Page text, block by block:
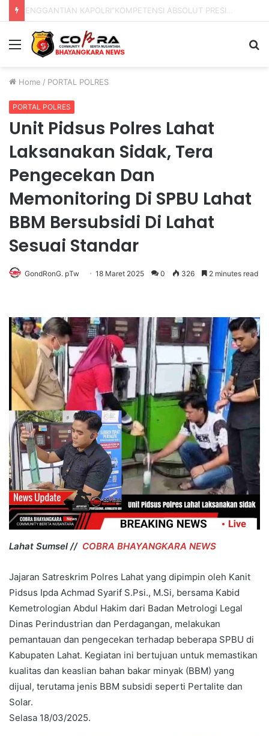
Menu
Home / PORTAL POLRES
PORTAL POLRES
Unit Pidsus Polres Lahat
Laksanakan Sidak, Tera
Pengecekan Dan
Memonitoring Di SPBU Lahat
BBM Bersubsidi Di Lahat
Sesuai Standar
GondRonG. pTw 18 Maret 2025 0 326 2 minutes read
Lahat Sumsel // COBRA BHAYANGKARA NEWS
Jajaran Satreskrim Polres Lahat yang dipimpin oleh Kanit
Pidsus Ipda Achmad Syarif S.Psi., M.Si, bersama Kabid
Kemetrologian Abdul Hakim dari Badan Metrologi Legal
Dinas Perindustrian dan Perdagangan, melakukan
pemantauan dan pengecekan terhadap beberapa SPBU di
Kabupaten Lahat. Kegiatan ini bertujuan untuk memastikan
kualitas dan keaslian bahan bakar minyak (BBM) yang
dijual, terutama jenis BBM subsidi seperti Pertalite dan
Solar.
Selasa 18/03/2025.